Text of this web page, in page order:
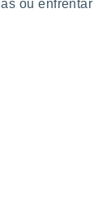
ou enfrentar